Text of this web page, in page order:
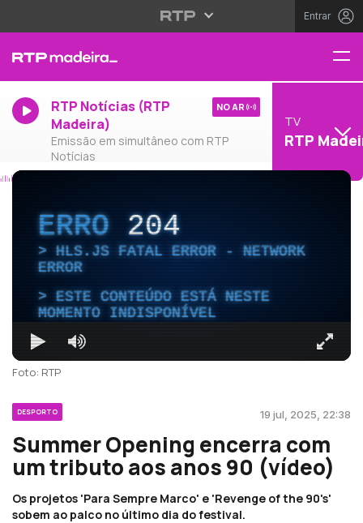
Entrar
RTP Notícias (RTP
Madeira)
Emissão em simultâneo com RTP
Notícias
NO AR
TV
RTP
ERRO204
HLS.JS FATAL ERROR - NETWORK
ERROR
ESTE CONTEÚDO ESTÁ NESTE
MOMENTO INDISPONÍVEL
Foto: RTP
DESPORTO 19 jul, 2025, 22:38
Summer Opening encerra com
um tributo aos anos 90 (vídeo)
Os projetos 'Para Sempre Marco' e 'Revenge of the 90's'
sobem ao palco no último dia do festival.